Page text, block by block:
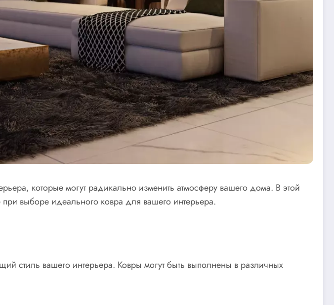
которые могут радикально изменить атмосферу вашего дома. В этой
выборе идеального ковра для вашего интерьера.
стиль вашего интерьера. Ковры могут быть выполнены в различных